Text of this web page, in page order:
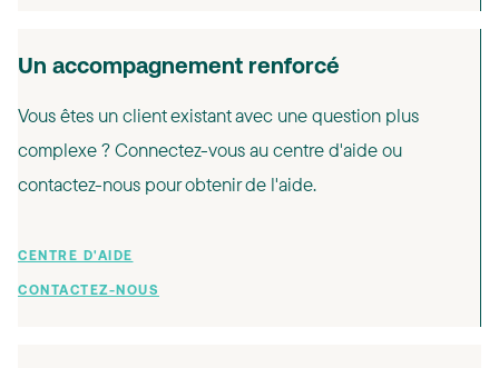
Un accompagnement renforcé
Vous êtes un client existant avec une question plus
complexe ? Connectez-vous au centre d'aide ou
contactez-nous pour obtenir de l'aide.
CENTRE D'AIDE
CONTACTEZ-NOUS